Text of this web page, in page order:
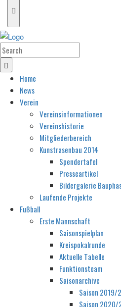
Home
News
Verein
Vereinsinformationen
Vereinshistorie
Mitgliederbereich
Kunstrasenbau 2014
Spendertafel
Presseartikel
Bildergalerie
Laufende Projekte
Fußball
Erste Mannschaft
Saisonspielplan
Kreispokalrunde
Aktuelle Tabelle
Funktionsteam
Saisonarchive
Saison 2019/
Saison 2020/